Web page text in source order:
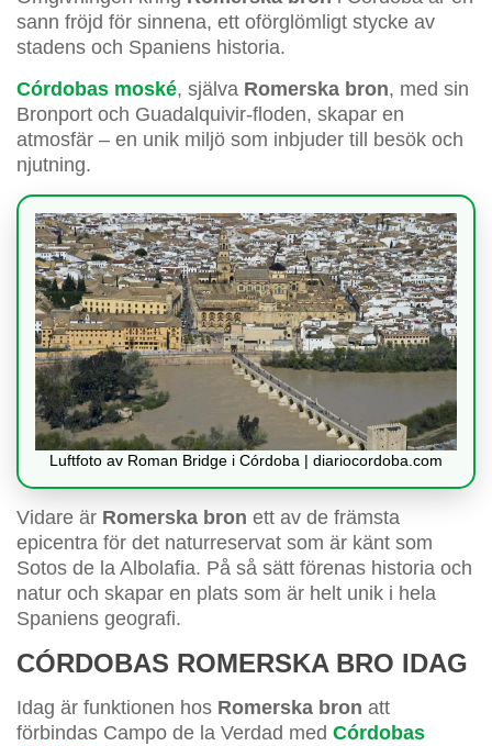
sann fröjd för sinnena, ett oförglömligt stycke av
stadens och Spaniens historia.
Córdobas moské, själva Romerska bron, med sin
Bronport och Guadalquivir-floden, skapar en
atmosfär – en unik miljö som inbjuder till besök och
njutning.
Luftfoto av Roman Bridge i Córdoba | diariocordoba.com
Vidare är Romerska bron ett av de främsta
epicentra för det naturreservat som är känt som
Sotos de la Albolafia. På så sätt förenas historia och
natur och skapar en plats som är helt unik i hela
Spaniens geografi.
CÓRDOBAS ROMERSKA BRO IDAG
Idag är funktionen hos Romerska bron att
förbindas Campo de la Verdad med Córdobas